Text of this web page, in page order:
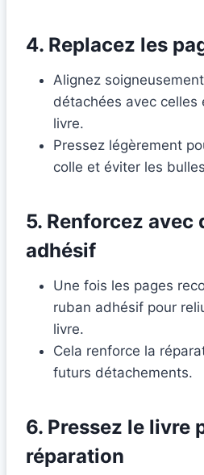
4. Replacez les
Alignez
détachées avec celles
livre.
Pressez légèrement
colle et éviter les bulles
5. Renforcez avec
adhésif
Une fois les pages
ruban adhésif pour
livre.
Cela renforce la
futurs détachements.
6. Pressez le livre
réparation